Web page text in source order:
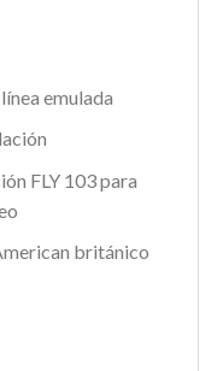
emulada
FLY 103 para
británico